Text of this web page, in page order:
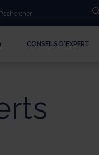
CONSEILS D'EXPERT